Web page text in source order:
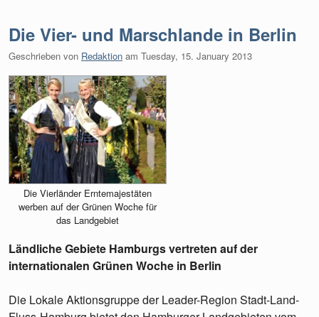
Die Vier- und Marschlande in Berlin
Geschrieben von Redaktion am Tuesday, 15. January 2013
Die Vierländer Erntemajestäten
werben auf der Grünen Woche für
das Landgebiet
Ländliche Gebiete Hamburgs vertreten auf der
internationalen Grünen Woche in Berlin
Die Lokale Aktionsgruppe der Leader-Region Stadt-Land-